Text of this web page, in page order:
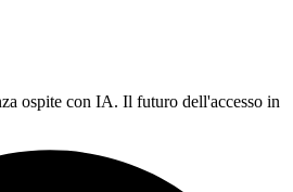
ospite con IA. Il futuro dell'accesso in